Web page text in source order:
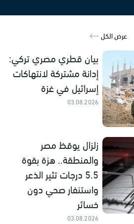
عرض الكل
بيان قطري مصري تركي:
إدانة مشتركة لانتهاكات
إسرائيل في غزة
03.08.2026
زلزال يوقظ مصر
والمنطقة.. هزة بقوة
5.5 درجات تثير الذعر
واستنفار صحي دون
خسائر
03.08.2026